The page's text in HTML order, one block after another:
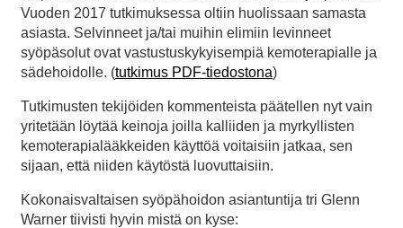
Vuoden 2017 tutkimuksessa oltiin huolissaan samasta
asiasta. Selvinneet ja/tai muihin elimiin levinneet
syöpäsolut ovat vastustuskykyisempiä kemoterapialle ja
sädehoidolle. (tutkimus PDF-tiedostona)
Tutkimusten tekijöiden kommenteista päätellen nyt vain
yritetään löytää keinoja joilla kalliiden ja myrkyllisten
kemoterapialääkkeiden käyttöä voitaisiin jatkaa, sen
sijaan, että niiden käytöstä luovuttaisiin.
Kokonaisvaltaisen syöpähoidon asiantuntija tri Glenn
Warner tiivisti hyvin mistä on kyse: